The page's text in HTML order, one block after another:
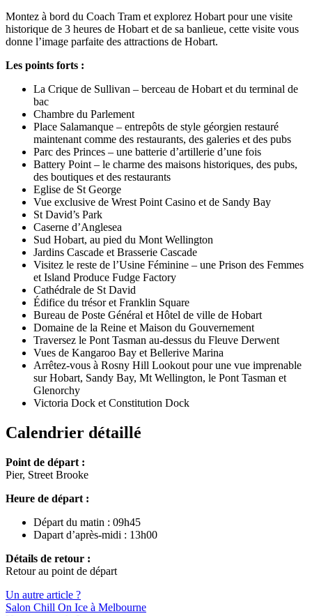
Montez à bord du Coach Tram et explorez Hobart pour une visite
historique de 3 heures de Hobart et de sa banlieue, cette visite vous
donne l’image parfaite des attractions de Hobart.
Les points forts :
La Crique de Sullivan – berceau de Hobart et du terminal de
bac
Chambre du Parlement
Place Salamanque – entrepôts de style géorgien restauré
maintenant comme des restaurants, des galeries et des pubs
Parc des Princes – une batterie d’artillerie d’une fois
Battery Point – le charme des maisons historiques, des pubs,
des boutiques et des restaurants
Eglise de St George
Vue exclusive de Wrest Point Casino et de Sandy Bay
St David’s Park
Caserne d’Anglesea
Sud Hobart, au pied du Mont Wellington
Jardins Cascade et Brasserie Cascade
Visitez le reste de l’Usine Féminine – une Prison des Femmes
et Island Produce Fudge Factory
Cathédrale de St David
Édifice du trésor et Franklin Square
Bureau de Poste Général et Hôtel de ville de Hobart
Domaine de la Reine et Maison du Gouvernement
Traversez le Pont Tasman au-dessus du Fleuve Derwent
Vues de Kangaroo Bay et Bellerive Marina
Arrêtez-vous à Rosny Hill Lookout pour une vue imprenable
sur Hobart, Sandy Bay, Mt Wellington, le Pont Tasman et
Glenorchy
Victoria Dock et Constitution Dock
Calendrier détaillé
Point de départ :
Pier, Street Brooke
Heure de départ :
Départ du matin : 09h45
Dapart d’après-midi : 13h00
Détails de retour :
Retour au point de départ
Un autre article ?
Salon Chill On Ice à Melbourne